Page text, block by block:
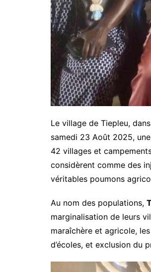
Le village de Tiepleu,
samedi 23 Août 2025,
42 villages et
considèrent comme des
véritables poumons
Au nom des populations,
marginalisation de leurs
maraîchère et agricole,
d’écoles, et exclusion du